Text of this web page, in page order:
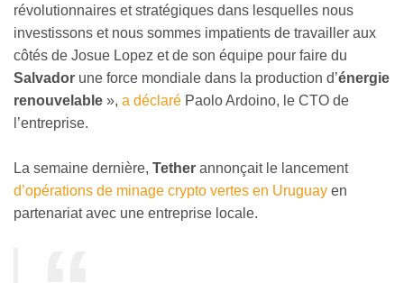
révolutionnaires et stratégiques dans lesquelles nous
investissons et nous sommes impatients de travailler aux
côtés de Josue Lopez et de son équipe pour faire du
Salvador une force mondiale dans la production d’énergie
renouvelable », a déclaré Paolo Ardoino, le CTO de
l’entreprise.
La semaine dernière, Tether annonçait le lancement
d’opérations de minage crypto vertes en Uruguay en
partenariat avec une entreprise locale.